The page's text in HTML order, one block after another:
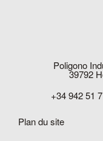
Poligono
39792
+34 942 51
Plan du site